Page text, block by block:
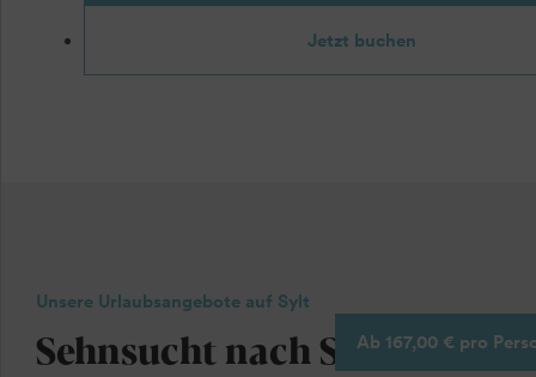
Jetzt buchen
Unsere Urlaubsangebote auf Sylt
Sehnsucht nach Seeluft!
Ab 167,00 € pro